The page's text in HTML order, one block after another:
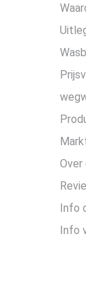
Over
Info
Info